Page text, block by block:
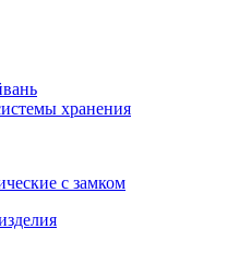
хранения
с замком